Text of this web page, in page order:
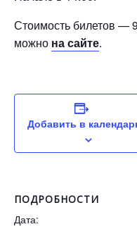
Стоимость билетов —
можно на сайте.
Добавить в
ПОДРОБНОСТИ
Дата: